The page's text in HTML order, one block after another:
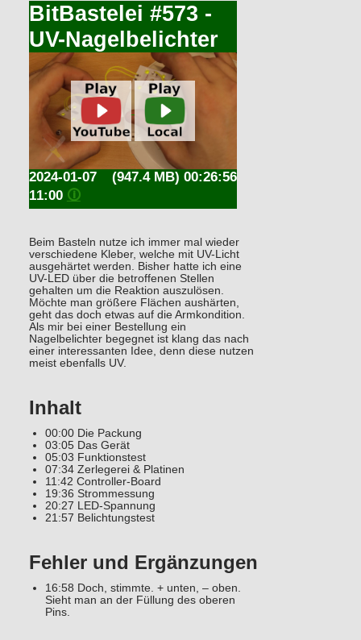
BitBastelei #573 -
UV-Nagelbelichter
(947.4 MB) 00:26:56
2024-01-07
11:00 🛈
Beim Basteln nutze ich immer mal wieder
verschiedene Kleber, welche mit UV-Licht
ausgehärtet werden. Bisher hatte ich eine
UV-LED über die betroffenen Stellen
gehalten um die Reaktion auszulösen.
Möchte man größere Flächen aushärten,
geht das doch etwas auf die Armkondition.
Als mir bei einer Bestellung ein
Nagelbelichter begegnet ist klang das nach
einer interessanten Idee, denn diese nutzen
meist ebenfalls UV.
Inhalt
00:00 Die Packung
03:05 Das Gerät
05:03 Funktionstest
07:34 Zerlegerei & Platinen
11:42 Controller-Board
19:36 Strommessung
20:27 LED-Spannung
21:57 Belichtungstest
Fehler und Ergänzungen
16:58 Doch, stimmte. + unten, – oben.
Sieht man an der Füllung des oberen
Pins.